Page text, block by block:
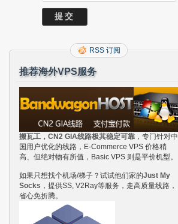
RSS 订阅
推荐海外VPS服务
搬瓦工，CN2 GIA线路极其稳定可靠 ，专门针对中
国用户优化的线路，E-Commerce VPS 价格稍
高、但绝对物有所值，Basic VPS 则是平价机型。
如果只想找个机场/梯子？试试他们家的Just My
Socks ，提供SS, V2Ray等服务，走高质量线路，
省心免折腾。